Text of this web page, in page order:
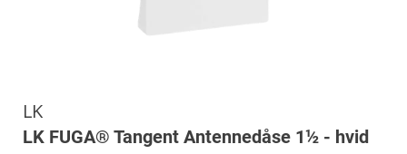
LK
LK FUGA® Tangent Antennedåse 1½ - hvid